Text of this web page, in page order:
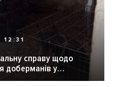
12:31
справу щодо
доберманів у